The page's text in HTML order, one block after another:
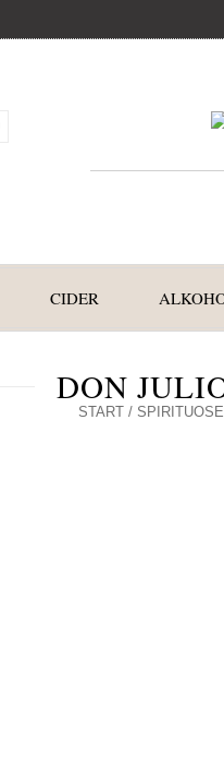
CIDER
DON
START/